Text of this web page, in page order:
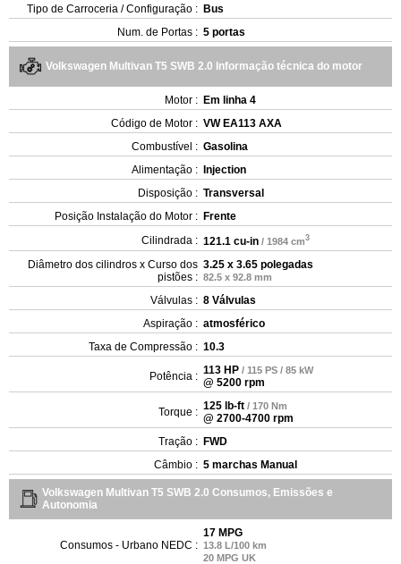
Tipo de Carroceria / Configuração : Bus
Num. de Portas : 5 portas
Volkswagen Multivan T5 SWB 2.0 Informação técnica do motor
Motor : Em linha 4
Código de Motor : VW EA113 AXA
Combustível : Gasolina
Alimentação :
Injection
Disposição : Transversal
Posição Instalação do Motor : Frente
Cilindrada : 121.1 cu-in / 1984 cm3
Diâmetro dos cilindros x Curso dos
pistões :
3.25 x 3.65 polegadas
82.5 x 92.8 mm
Válvulas : 8 Válvulas
Aspiração : atmosférico
Taxa de Compressão : 10.3
Potência : 113 HP / 115 PS / 85 kW
@ 5200 rpm
Torque : 125 lb-ft / 170 Nm
@ 2700-4700 rpm
Tração : FWD
Câmbio : 5 marchas Manual
Volkswagen Multivan T5 SWB 2.0 Consumos, Emissões e
Autonomia
Consumos - Urbano NEDC :
17 MPG
13.8 L/100 km
20 MPG UK